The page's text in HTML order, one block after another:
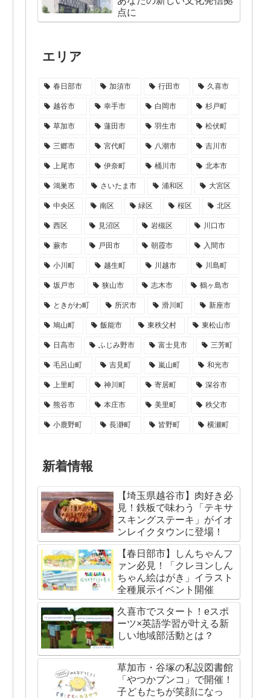
点に
エリア
春日部市 加須市 行田市 久喜市
越谷市 幸手市 白岡市 杉戸町
草加市 蓮田市 羽生市 松伏町
三郷市 宮代町 八潮市 吉川市
上尾市 伊奈町 桶川市 北本市
鴻巣市 さいたま市 浦和区 大宮区
中央区 南区 緑区 桜区 北区
西区 見沼区 岩槻区 川口市
蕨市 戸田市 朝霞市 入間市
小川町 越生町 川越市 川島町
坂戸市 狭山市 志木市 鶴ヶ島市
ときがわ町 所沢市 滑川町 新座市
鳩山町 飯能市 東秩父村 東松山市
日高市 ふじみ野市 富士見市 三芳町
毛呂山町 吉見町 嵐山町 和光市
上里町 神川町 寄居町 深谷市
熊谷市 本庄市 美里町 秩父市
小鹿野町 長瀞町 皆野町 横瀬町
新着情報
【埼玉県越谷市】肉好き必
見！鉄板で味わう「テキサ
スキングステーキ」がイオ
ンレイクタウンに登場！
【春日部市】しんちゃんフ
ァン必見！「クレヨンしん
ちゃん絵はがき」イラスト
全種展示イベント開催
久喜市でスタート！eスポ
ーツ×英語学習が叶える新
しい地域部活動とは？
草加市・谷塚の私設図書館
「やつかブンコ」で開催！
子どもたちが笑顔になっ